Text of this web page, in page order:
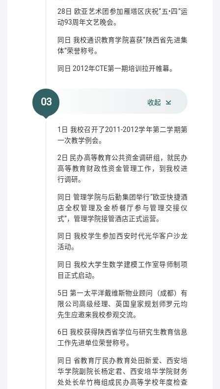
28日 欧亚艺术团参加雁塔区庆祝“五•四”运
动93周年文艺晚会。
同日 我校通识教育学院喜获“陕西省先进集
体”荣誉称号。
同日 2012年CTE第一期培训拉开帷幕。
03 收起
1日 我校召开了2011-2012学年第二学期第
一次教学例会。
2日 民办高等教育公共资金调研组，就民办
高等教育财政性资金管理工作，到我校进
行调研。
同日 管理学院与后勤集团举行“欧亚快捷酒
店全权管理及金桥餐厅参与管理交接仪
式”，管理学院接管酒店正式运营。
同日 我校学生参加西安时代光华客户沙龙
活动。
同日 我校大学生数学建模工作室导师制项
目正式启动。
5日 第一太平洋戴维斯物业顾问（成都）有
限公司高级经理、英国皇家规划师罗元均
先生应邀来我校参观交流。
6日 我校获得陕西省学位与研究生教育信息
工作先进单位荣誉称号。
同日 省教育厅民办教育处田新爱、西安培
华学院副院长杨定君、西安培华学院财务
处处长牟竹梅组成民办高等学校年度检查